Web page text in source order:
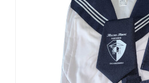
Férfi